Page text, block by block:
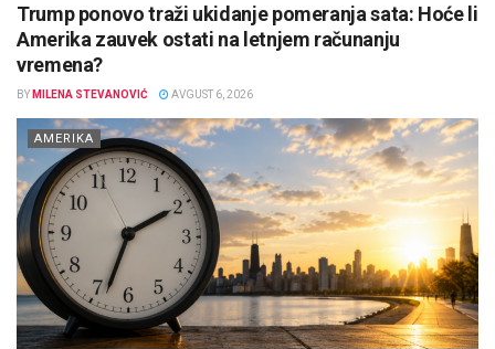
Trump ponovo traži ukidanje pomeranja sata: Hoće li
Amerika zauvek ostati na letnjem računanju
vremena?
BY MILENA STEVANOVIĆ AVGUST 6, 2026
AMERIKA